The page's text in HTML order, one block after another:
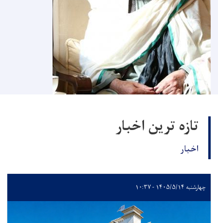
تازه ترین اخبار
اخبار
چهارشنبه ۱۴۰۵/۵/۱۴ - ۱۰:۳۷